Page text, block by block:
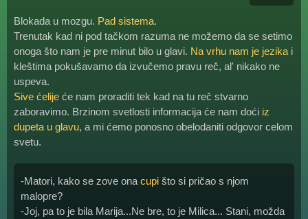
Blokada u mozgu. Pad sistema.
Trenutak kad ni pod tačkom razuma ne možemo da se setimo
onoga što nam je pre minut bilo u glavi. Na vrhu nam je jezika i
kleštima pokušavamo da izvučemo pravu reč, al' nikako ne
uspeva.
Sive ćelije će nam proraditi tek kad na tu reč stvarno
zaboravimo. Brzinom svetlosti informacija će nam doći iz
dupeta u glavu, a mi ćemo ponosno obelodaniti odgovor celom
svetu.
-Matori, kako se zove ona cupi što si pričao s njom
malopre?
-Joj, pa to je bila Marija...Ne bre, to je Milica... Stani, možda